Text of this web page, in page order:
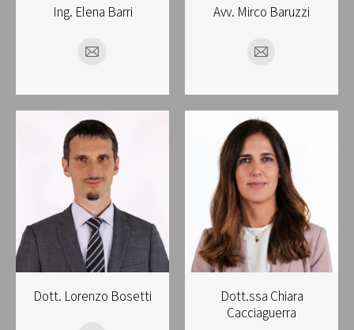
Ing. Elena Barri
E-
Avv. Mirco Baruzzi
E-
Dott. Lorenzo Bosetti
Dott.ssa Chiara
Cacciaguerra